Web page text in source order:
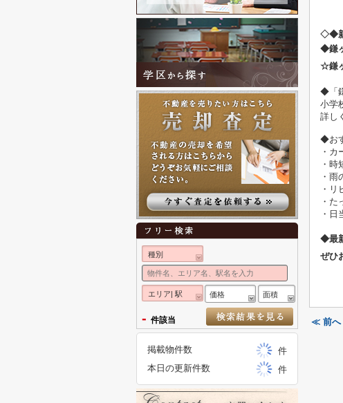
◇◆
◆鎌
☆鎌
◆「
小学
詳し
◆お
・カ
・時
・雨
・
・
・日
◆最
ぜひ
≪ 前へ
種別
エリア| 駅 価格 面積
- 件該当
掲載物件数
件
本日の更新件数
件